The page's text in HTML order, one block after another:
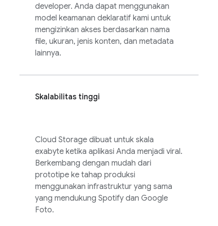
developer. Anda dapat menggunakan
model keamanan deklaratif kami untuk
mengizinkan akses berdasarkan nama
file, ukuran, jenis konten, dan metadata
lainnya.
Skalabilitas tinggi
Cloud Storage dibuat untuk skala
exabyte ketika aplikasi Anda menjadi viral.
Berkembang dengan mudah dari
prototipe ke tahap produksi
menggunakan infrastruktur yang sama
yang mendukung Spotify dan Google
Foto.